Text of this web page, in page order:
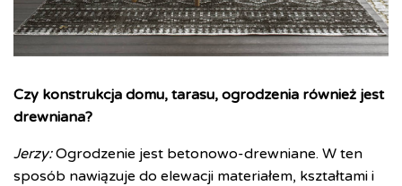
Czy konstrukcja domu, tarasu, ogrodzenia również jest
drewniana?
Jerzy:Ogrodzenie jest betonowo-drewniane. W ten
sposób nawiązuje do elewacji materiałem, kształtami i